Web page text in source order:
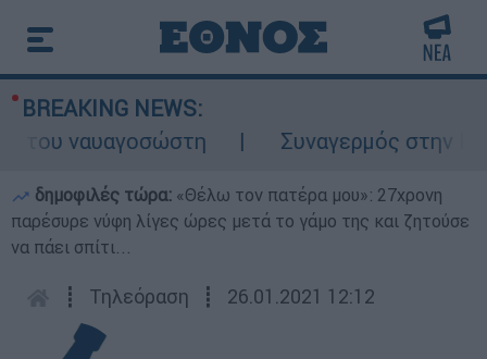
BREAKING NEWS:
ναυαγοσώστη
Συναγερμός στην
δημοφιλές τώρα: «Θέλω τον πατέρα μου»: 27χρονη
παρέσυρε νύφη λίγες ώρες μετά το γάμο της και ζητούσε
να πάει σπίτι...
┋ Τηλεόραση ┋ 26.01.2021 12:12